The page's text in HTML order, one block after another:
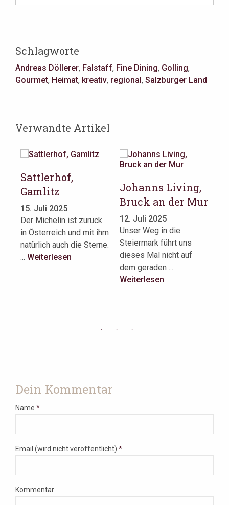
Schlagworte
Andreas Döllerer, Falstaff, Fine Dining, Golling,
Gourmet, Heimat, kreativ, regional , Salzburger Land
Verwandte Artikel
Sattlerhof,
Gamlitz
15. Juli 2025
Der Michelin ist zurück
in Österreich und mit ihm
natürlich auch die Sterne.
... Weiterlesen
Johanns Living,
Bruck an der Mur
12. Juli 2025
Unser Weg in die
Steiermark führt uns
dieses Mal nicht auf
dem geraden ...
Weiterlesen
Dein Kommentar
Name *
Email (wird nicht veröffentlicht) *
Kommentar